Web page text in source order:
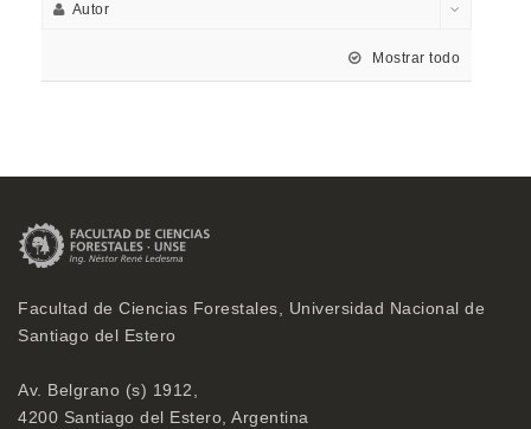
Autor
Mostrar todo
Facultad de Ciencias Forestales, Universidad Nacional de
Santiago del Estero
Av. Belgrano (s) 1912,
4200 Santiago del Estero, Argentina